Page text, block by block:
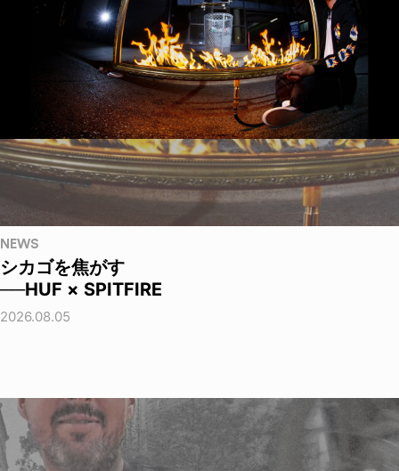
NEWS
シカゴを焦がす
──HUF × SPITFIRE
2026.08.05